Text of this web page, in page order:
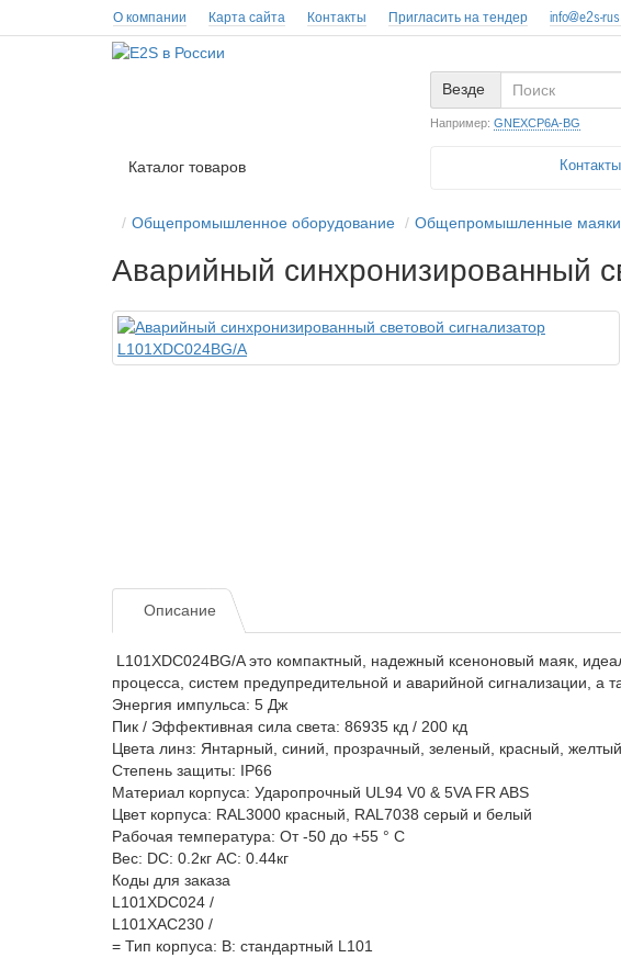
О компании Карта сайта Контакты Пригласить на тендер info@e2s-
Везде
Например: GNEXCP6A-BG
Контакты
Каталог товаров
Общепромышленное оборудование Общепромышленные маяки
Аварийный синхронизированный
Описание
L101XDC024BG/A это компактный, надежный ксеноновый маяк,
процесса, систем предупредительной и аварийной сигнализации, а
Энергия импульса: 5 Дж
Пик / Эффективная сила света: 86935 кд / 200 кд
Цвета линз: Янтарный, синий, прозрачный, зеленый, красный, желтый
Степень защиты: IP66
Материал корпуса: Ударопрочный UL94 V0 & 5VA FR ABS
Цвет корпуса: RAL3000 красный, RAL7038 серый и белый
Рабочая температура: От -50 до +55 ° C
Вес: DC: 0.2кг AC: 0.44кг
Коды для заказа
L101XDC024 /
L101XAC230 /
= Тип корпуса: B: стандартный L101